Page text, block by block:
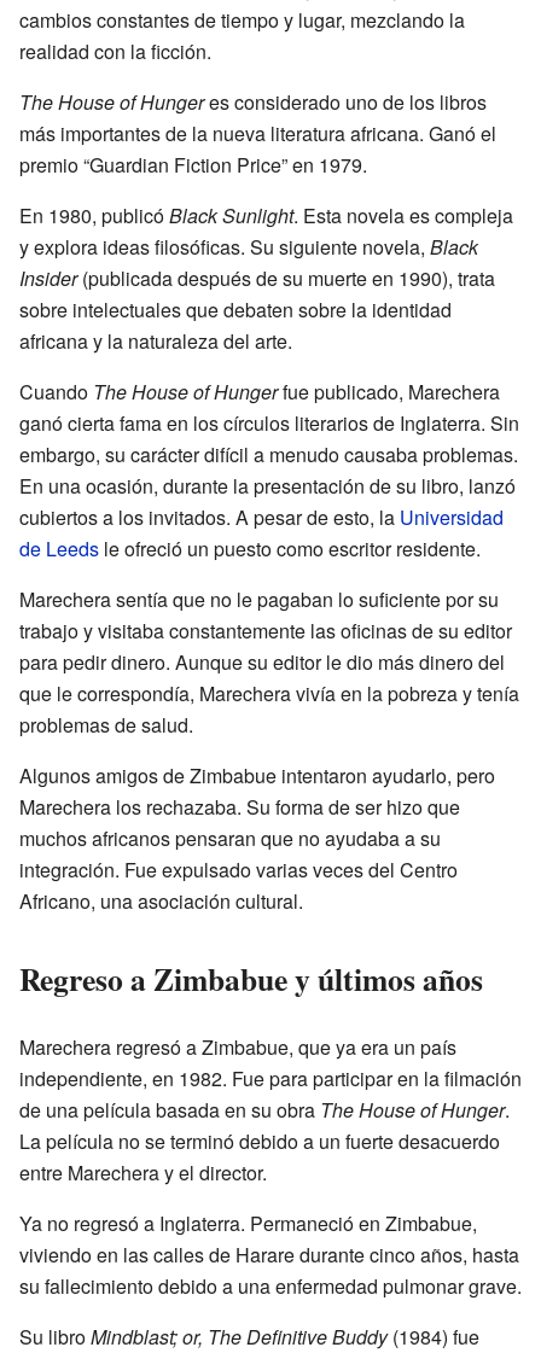
cambios constantes de tiempo y lugar, mezclando la
realidad con la ficción.
The House of Hungeres considerado uno de los libros
más importantes de la nueva literatura africana. Ganó el
premio “Guardian Fiction Price” en 1979.
En 1980, publicóBlack Sunlight. Esta novela es compleja
y explora ideas filosóficas. Su siguiente novela, Black
Insider(publicada después de su muerte en 1990), trata
sobre intelectuales que debaten sobre la identidad
africana y la naturaleza del arte.
Cuando The House of Hungerfue publicado, Marechera
ganó cierta fama en los círculos literarios de Inglaterra. Sin
embargo, su carácter difícil a menudo causaba problemas.
En una ocasión, durante la presentación de su libro, lanzó
cubiertos a los invitados. A pesar de esto, la Universidad
de Leeds le ofreció un puesto como escritor residente.
Marechera sentía que no le pagaban lo suficiente por su
trabajo y visitaba constantemente las oficinas de su editor
para pedir dinero. Aunque su editor le dio más dinero del
que le correspondía, Marechera vivía en la pobreza y tenía
problemas de salud.
Algunos amigos de Zimbabue intentaron ayudarlo, pero
Marechera los rechazaba. Su forma de ser hizo que
muchos africanos pensaran que no ayudaba a su
integración. Fue expulsado varias veces del Centro
Africano, una asociación cultural.
Regreso a Zimbabue y últimos años
Marechera regresó a Zimbabue, que ya era un país
independiente, en 1982. Fue para participar en la filmación
de una película basada en su obra The House of Hunger.
La película no se terminó debido a un fuerte desacuerdo
entre Marechera y el director.
Ya no regresó a Inglaterra. Permaneció en Zimbabue,
viviendo en las calles de Harare durante cinco años, hasta
su fallecimiento debido a una enfermedad pulmonar grave.
Su libroMindblast; or, The Definitive Buddy(1984) fue